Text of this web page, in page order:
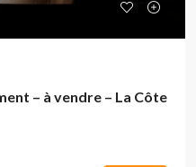
– à vendre – La Côte